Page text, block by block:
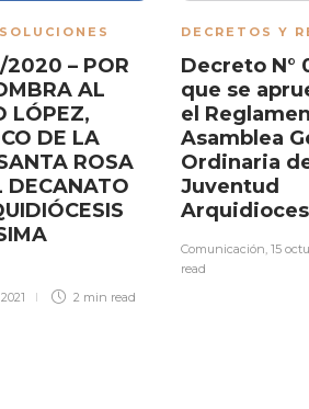
2020 – POR
AL
LÓPEZ,
DE LA
ROSA
DECANATO
2 min read
DECRETOS Y
Decreto N°
que se
el
Asamblea
Ordinaria
Juventud
Comunicación, 15
read